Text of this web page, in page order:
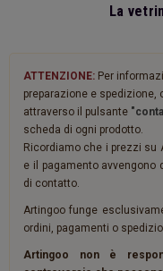
La
ATTENZIONE: Per
preparazione e
attraverso il pulsante
scheda di ogni prodotto.
Ricordiamo che i prezzi su
e il pagamento avvengono
di contatto.
Artingoo funge
ordini, pagamenti o
Artingoo non è